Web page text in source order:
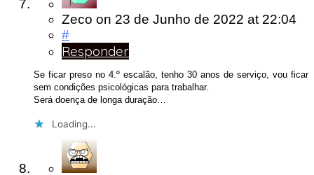
Zeco on 23 de Junho de 2022 at 22:04
#
Responder
Se ficar preso no 4.º escalão, tenho 30 anos de serviço, vou ficar
sem condições psicológicas para trabalhar.
Será doença de longa duração…
Loading...